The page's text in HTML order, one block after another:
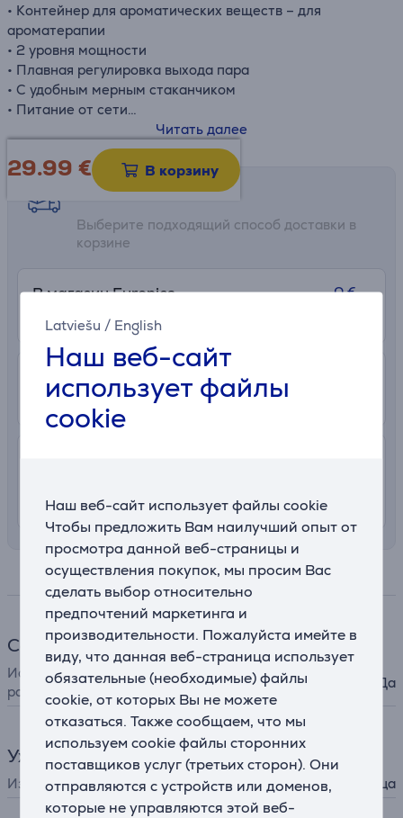
Latviešu / English
Наш веб-сайт
использует файлы
cookie
Наш веб-сайт использует файлы cookie
Чтобы предложить Вам наилучший опыт от
просмотра данной веб-страницы и
осуществления покупок, мы просим Вас
сделать выбор относительно
предпочтений маркетинга и
производительности. Пожалуйста имейте в
виду, что данная веб-страница использует
обязательные (необходимые) файлы
cookie, от которых Вы не можете
отказаться. Также сообщаем, что мы
используем cookie файлы сторонних
поставщиков услуг (третьих сторон). Они
отправляются с устройств или доменов,
которые не управляются этой веб-
• Контейнер для ароматических веществ – для
ароматерапии
• 2 уровня мощности
• Плавная регулировка выхода пара
• С удобным мерным стаканчиком
• Питание от сети
• 230-240 В; 50-60 Гц; 120 Вт
Читать далее
29.99 € В корзину
Возможности доставки
Выберите подходящий способ доставки в
корзине
В магазин Euronics
2 часa
0 €
10. - 14. августа
8. - 12. августа
Спецификация
Сауна для лица
Использование лечебных
растений и масел
Да
Уход за лицом
Изделие паровая ванночка для лица